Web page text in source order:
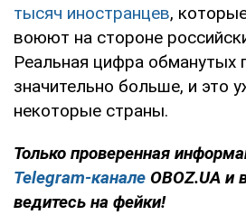
тысяч иностранцев,
воюют на стороне
Реальная цифра обманутых
значительно больше, и это
некоторые страны.
Только проверенная
Telegram-канале OBOZ.UA и
ведитесь на фейки!